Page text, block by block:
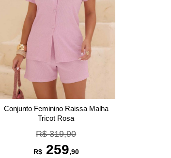
Conjunto Feminino Raissa Malha
Tricot Rosa
R$ 319,90
R$259,90